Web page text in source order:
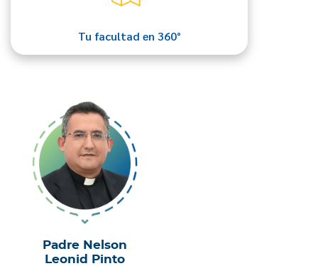
Tu facultad en 360°
Padre Nelson
Leonid Pinto